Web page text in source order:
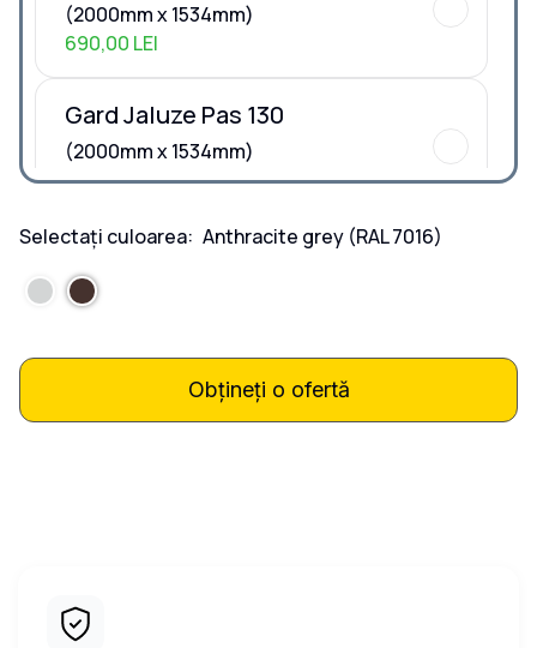
(2000mm x 1534mm)
690,00 LEI
Gard Jaluze Pas 130
(2000mm x 1534mm)
660,00 LEI
Dimensiuni la COMANDA
Dimensiuni la COMANDA
Selectați culoarea: Anthracite grey (RAL 7016)
Obțineți o ofertă